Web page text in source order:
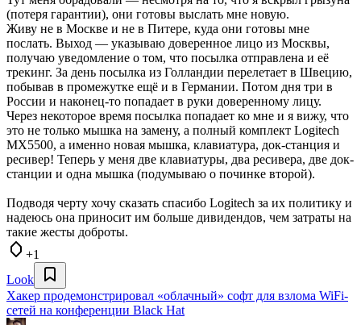
(потеря гарантии), они готовы выслать мне новую.
Живу не в Москве и не в Питере, куда они готовы мне
послать. Выход — указываю доверенное лицо из Москвы,
получаю уведомление о том, что посылка отправлена и её
трекинг. За день посылка из Голландии перелетает в Швецию,
побывав в промежутке ещё и в Германии. Потом дня три в
России и наконец-то попадает в руки доверенному лицу.
Через некоторое время посылка попадает ко мне и я вижу, что
это не только мышка на замену, а полный комплект Logitech
MX5500, а именно новая мышка, клавиатура, док-станция и
ресивер! Теперь у меня две клавиатуры, два ресивера, две док-
станции и одна мышка (подумываю о починке второй).
Подводя черту хочу сказать спасибо Logitech за их политику и
надеюсь она приносит им больше дивидендов, чем затраты на
такие жесты доброты.
+1
Look
Хакер продемонстрировал «облачный» софт для взлома WiFi-
сетей на конференции Black Hat